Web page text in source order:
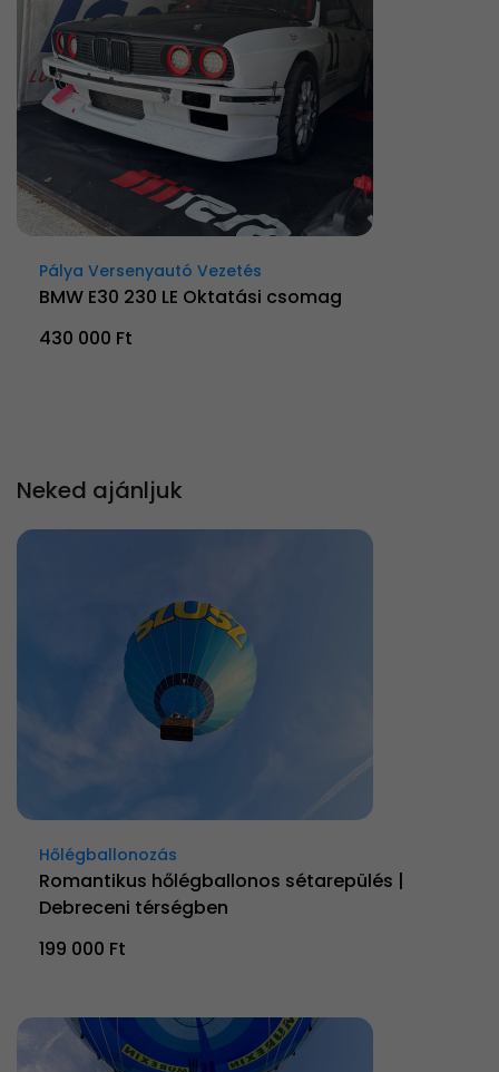
Pálya Versenyautó Vezetés
BMW E30 230 LE Oktatási csomag
430 000 Ft
Neked ajánljuk
Hőlégballonozás
Romantikus hőlégballonos sétarepülés |
Debreceni térségben
199 000 Ft